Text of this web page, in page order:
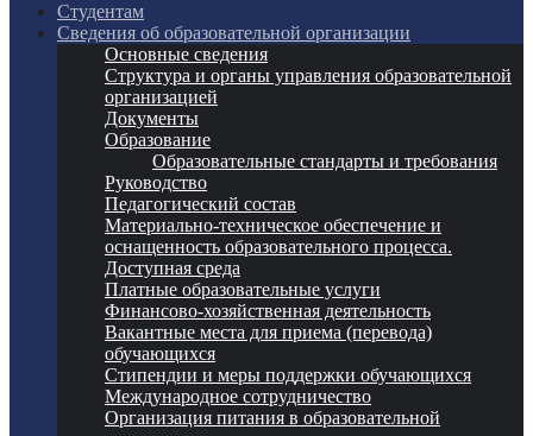
Студентам
Сведения об образовательной организации
Основные сведения
Структура и органы управления образовательной
организацией
Документы
Образование
Образовательные стандарты и требования
Руководство
Педагогический состав
Материально-техническое обеспечение и
оснащенность образовательного процесса.
Доступная среда
Платные образовательные услуги
Финансово-хозяйственная деятельность
Вакантные места для приема (перевода)
обучающихся
Стипендии и меры поддержки обучающихся
Международное сотрудничество
Организация питания в образовательной